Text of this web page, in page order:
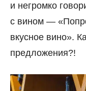
и негромко
с вином —
вкусное вино».
предложения?!